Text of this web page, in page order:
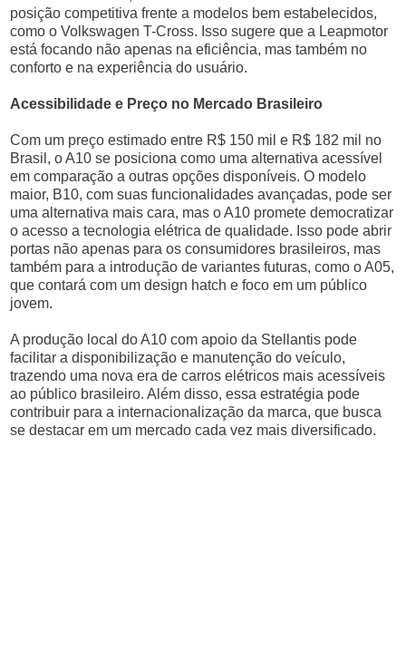
posição competitiva frente a modelos bem estabelecidos,
como o Volkswagen T-Cross. Isso sugere que a Leapmotor
está focando não apenas na eficiência, mas também no
conforto e na experiência do usuário.
Acessibilidade e Preço no Mercado Brasileiro
Com um preço estimado entre R$ 150 mil e R$ 182 mil no
Brasil, o A10 se posiciona como uma alternativa acessível
em comparação a outras opções disponíveis. O modelo
maior, B10, com suas funcionalidades avançadas, pode ser
uma alternativa mais cara, mas o A10 promete democratizar
o acesso a tecnologia elétrica de qualidade. Isso pode abrir
portas não apenas para os consumidores brasileiros, mas
também para a introdução de variantes futuras, como o A05,
que contará com um design hatch e foco em um público
jovem.
A produção local do A10 com apoio da Stellantis pode
facilitar a disponibilização e manutenção do veículo,
trazendo uma nova era de carros elétricos mais acessíveis
ao público brasileiro. Além disso, essa estratégia pode
contribuir para a internacionalização da marca, que busca
se destacar em um mercado cada vez mais diversificado.